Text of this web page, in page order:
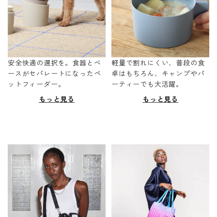
安全快適の選択を。食器とベ
ースがセパレートになったペ
ットフィーダー。
もっと見る
軽量で割れにくい、普段の食
卓はもちろん、キャンプやパ
ーティーでも大活躍。
もっと見る